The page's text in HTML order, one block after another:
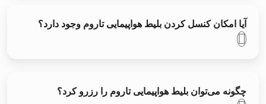
آیا امکان کنسل کردن بلیط هواپیمایی تاروم وجود دارد؟
چگونه می‌توان بلیط هواپیمایی تاروم را رزرو کرد؟